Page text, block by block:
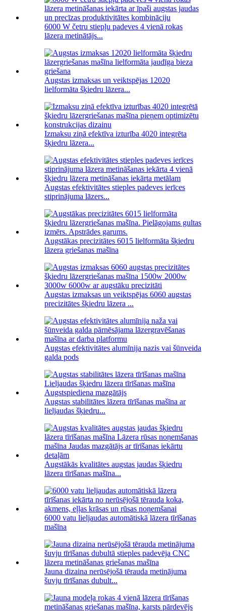
6000 W četru stiepļu padeves 4 vienā rokas
lāzera metinātājs...
Augstas izmaksas un veiktspējas 12020
lielformāta šķiedru lāzera...
Izmaksu ziņā efektīva izturība 4020 integrēta
šķiedru lāzera...
Augstas efektivitātes stieples padeves ierīces
stiprinājuma lāzers...
Augstākas precizitātes 6015 lielformāta šķiedru
lāzera griešanas mašīna
Augstas izmaksas un veiktspējas 6060 augstas
precizitātes šķiedru lāzera ...
Augstas efektivitātes alumīnija nazis vai šūnveida
galda pods
Augstas stabilitātes lāzera tīrīšanas mašīna ar
lieljaudas šķiedru...
Augstākās kvalitātes augstas jaudas šķiedru
lāzera tīrīšanas mašīna...
6000 vatu lieljaudas automātiskā lāzera tīrīšanas
mašīna
Jauna dizaina nerūsējošā tērauda metinājuma
šuvju tīrīšanas dubult...